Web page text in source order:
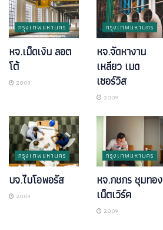
กรุงเทพมหานคร
หจ.เม็ดเงิน ลอต
โต้
2009
กรุงเทพมหานคร
หจ.จัดหางาน
เหลียว เมด
เซอร์วิส
2009
กรุงเทพมหานคร
บจ.ไบโอพอรัส
2009
กรุงเทพมหานคร
หจ.กชกร ชุมทอง
เน็ตเวิร์ค
2009